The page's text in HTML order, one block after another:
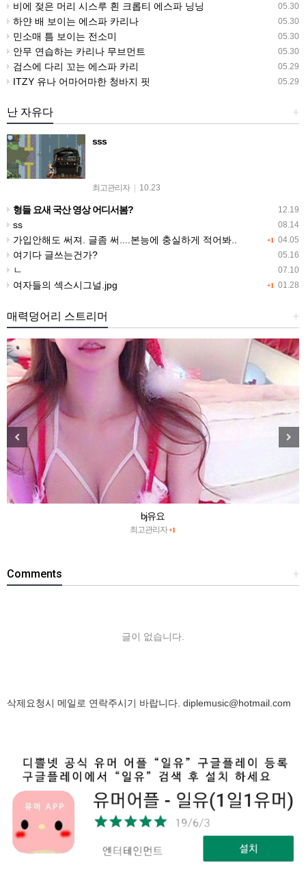
05.30
비에 젖은 머리 시스루 흰 크롭티 에스파 닝닝
05.30
하얀 배 보이는 에스파 카리나
05.30
민소매 틈 보이는 전소미
05.30
안무 연습하는 카리나 무브먼트
05.29
검스에 다리 꼬는 에스파 카리
05.29
ITZY 유나 어마어마한 청바지 핏
+
난 자유다
sss
최고관리자 10.23
12.19
형들 요새 국산 영상 어디서봄?
08.14
ss
+1 04.05
가입안해도 써져. 글좀 써....본능에 충실하게 적어봐..
05.16
여기다 글쓰는건가?
07.10
ㄴ
+1 01.28
여자들의 섹스시그널.jpg
+
매력덩어리 스트리머
bj유요
최고관리자+1
+
Comments
글이 없습니다.
삭제요청시 메일로 연락주시기 바랍니다. diplemusic@hotmail.com